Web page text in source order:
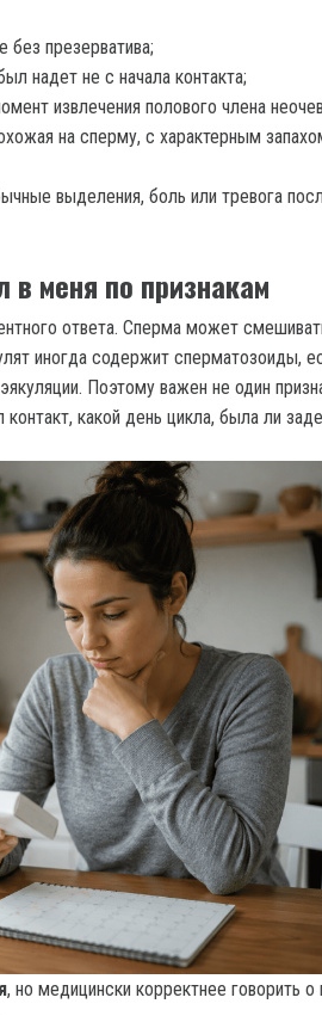
без презерватива;
надет не с начала контакта;
извлечения полового члена
на сперму, с характерным
выделения, боль или тревога
в меня по признакам
ответа. Сперма может
иногда содержит сперматозоиды,
Поэтому важен не один
какой день цикла, была ли
, но медицински корректнее говорить о